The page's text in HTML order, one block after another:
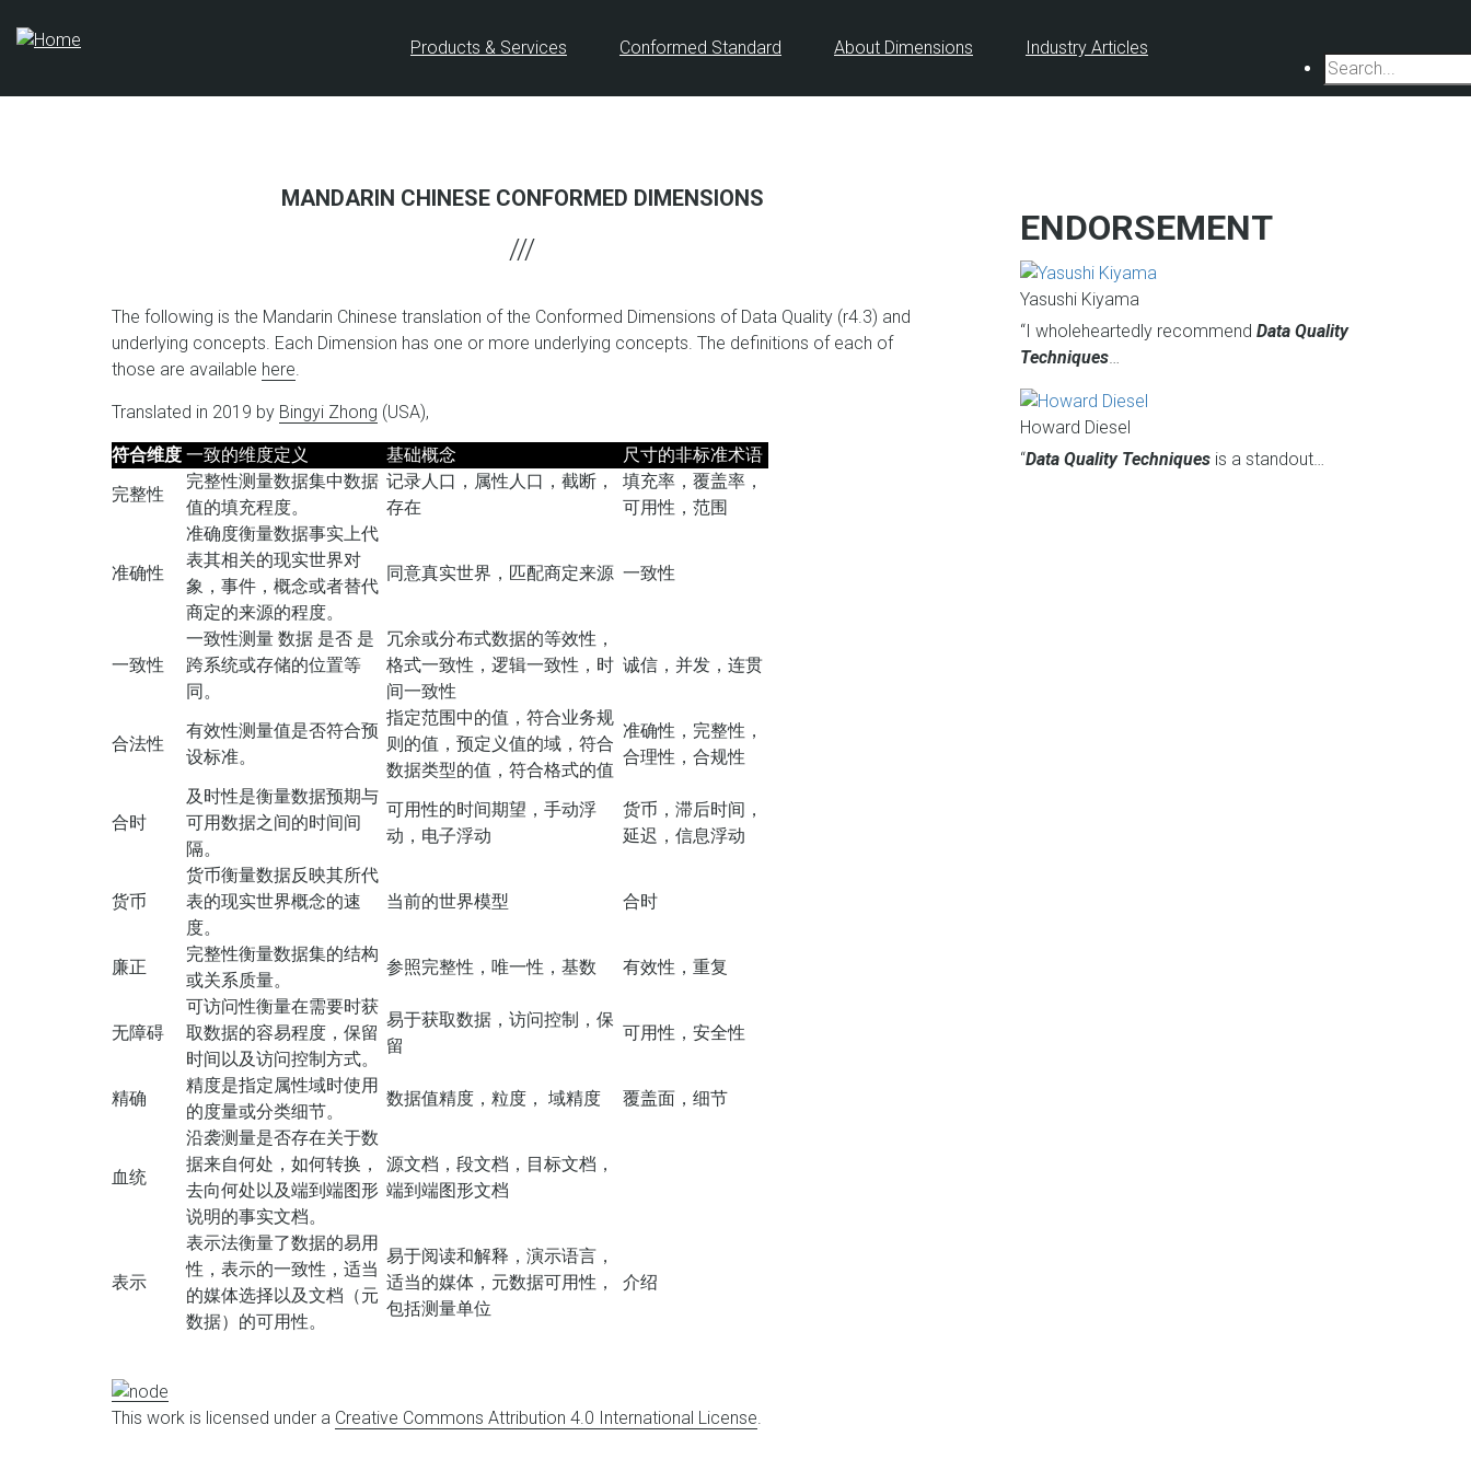
content
Search
Products & Services Conformed Standard About Dimensions Industry Articles
MANDARIN CHINESE CONFORMED DIMENSIONS
The following is the Mandarin Chinese translation of the Conformed Dimensions of Data Quality (r4.3) and
underlying concepts. Each Dimension has one or more underlying concepts. The definitions of each of
those are available here.
Translated in 2019 by Bingyi Zhong (USA),
符合维度 一致的维度定义 基础概念
尺寸的非标准术语
完整性
完整性测量数据集中数据
值的填充程度。
记录人口，属性人口，截断，
存在
填充率，覆盖率，
可用性，范围
准确性
准确度衡量数据事实上代
表其相关的现实世界对
象，事件，概念或者替代
商定的来源的程度。
同意真实世界，匹配商定来源 一致性
一致性
一致性测量 数据 是否 是
跨系统或存储的位置等
同。
冗余或分布式数据的等效性，
格式一致性，逻辑一致性，时
间一致性
诚信，并发，连贯
合法性
有效性测量值是否符合预
设标准。
指定范围中的值，符合业务规
则的值，预定义值的域，符合
数据类型的值，符合格式的值
准确性，完整性，
合理性，合规性
合时
及时性是衡量数据预期与
可用数据之间的时间间
隔。
可用性的时间期望，手动浮
动，电子浮动
货币，滞后时间，
延迟，信息浮动
货币
货币衡量数据反映其所代
表的现实世界概念的速
度。
当前的世界模型 合时
廉正
完整性衡量数据集的结构
或关系质量。
参照完整性，唯一性，基数 有效性，重复
无障碍
可访问性衡量在需要时获
取数据的容易程度，保留
时间以及访问控制方式。
易于获取数据，访问控制，保
留
可用性，安全性
精确
精度是指定属性域时使用
的度量或分类细节。
数据值精度，粒度， 域精度 覆盖面，细节
血统
沿袭测量是否存在关于数
据来自何处，如何转换，
去向何处以及端到端图形
说明的事实文档。
源文档，段文档，目标文档，
端到端图形文档
表示
表示法衡量了数据的易用
性，表示的一致性，适当
的媒体选择以及文档（元
数据）的可用性。
易于阅读和解释，演示语言，
适当的媒体，元数据可用性，
包括测量单位
介绍
This work is licensed under a Creative Commons Attribution 4.0 International License
ENDORSEMENT
Yasushi Kiyama
“I wholeheartedly recommend Data Quality
Techniques
Howard Diesel
“Data Quality Techniques is a standout…